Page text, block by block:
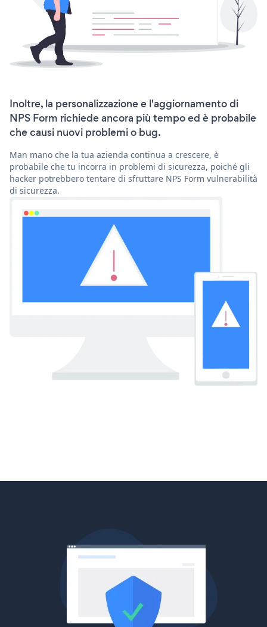
Inoltre, la personalizzazione e l'aggiornamento di
NPS Form richiede ancora più tempo ed è probabile
che causi nuovi problemi o bug.
Man mano che la tua azienda continua a crescere, è
probabile che tu incorra in problemi di sicurezza, poiché gli
hacker potrebbero tentare di sfruttare NPS Form vulnerabilità
di sicurezza.